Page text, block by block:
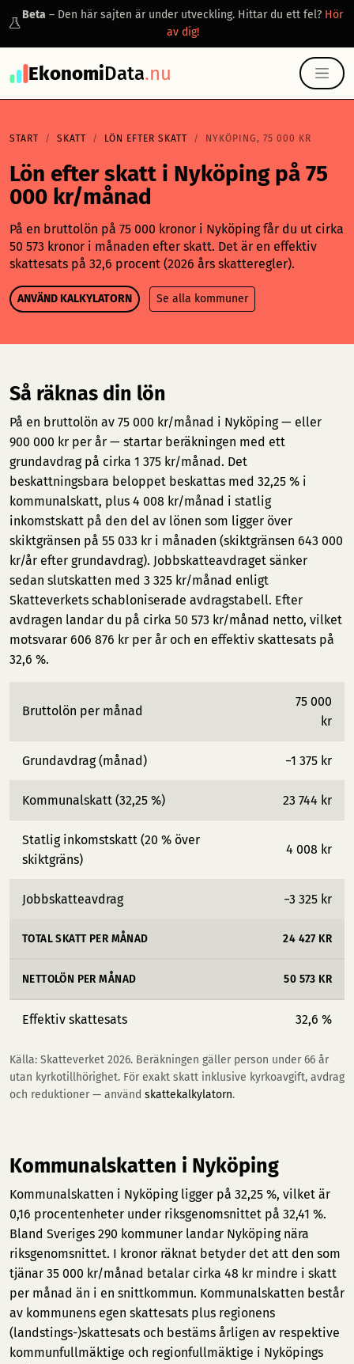
Beta – Den här sajten är under utveckling. Hittar du ett fel? Hör
av dig!
EkonomiData.nu
START SKATT LÖN EFTER SKATT NYKÖPING, 75 000 KR
Lön efter skatt i Nyköping på 75
000 kr/månad
På en bruttolön på 75 000 kronor i Nyköping får du ut cirka
50 573 kronor i månaden efter skatt. Det är en effektiv
skattesats på 32,6 procent (2026 års skatteregler).
ANVÄND KALKYLATORN Se alla kommuner
Så räknas din lön
På en bruttolön av 75 000 kr/månad i Nyköping — eller
900 000 kr per år — startar beräkningen med ett
grundavdrag på cirka 1 375 kr/månad. Det
beskattningsbara beloppet beskattas med 32,25 % i
kommunalskatt, plus 4 008 kr/månad i statlig
inkomstskatt på den del av lönen som ligger över
skiktgränsen på 55 033 kr i månaden (skiktgränsen 643 000
kr/år efter grundavdrag). Jobbskatteavdraget sänker
sedan slutskatten med 3 325 kr/månad enligt
Skatteverkets schabloniserade avdragstabell. Efter
avdragen landar du på cirka 50 573 kr/månad netto, vilket
motsvarar 606 876 kr per år och en effektiv skattesats på
32,6 %.
Bruttolön per månad
75 000
kr
Grundavdrag (månad) −1 375 kr
Kommunalskatt (32,25 %) 23 744 kr
Statlig inkomstskatt (20 % över
skiktgräns)
4 008 kr
Jobbskatteavdrag −3 325 kr
TOTAL SKATT PER MÅNAD 24 427 KR
NETTOLÖN PER MÅNAD 50 573 KR
Effektiv skattesats 32,6 %
Källa: Skatteverket 2026. Beräkningen gäller person under 66 år
utan kyrkotillhörighet. För exakt skatt inklusive kyrkoavgift, avdrag
och reduktioner — använd skattekalkylatorn.
Kommunalskatten i Nyköping
Kommunalskatten i Nyköping ligger på 32,25 %, vilket är
0,16 procentenheter under riksgenomsnittet på 32,41 %.
Bland Sveriges 290 kommuner landar Nyköping nära
riksgenomsnittet. I kronor räknat betyder det att den som
tjänar 35 000 kr/månad betalar cirka 48 kr mindre i skatt
per månad än i en snittkommun. Kommunalskatten består
av kommunens egen skattesats plus regionens
(landstings-)skattesats och bestäms årligen av respektive
kommunfullmäktige och regionfullmäktige i Nyköpings